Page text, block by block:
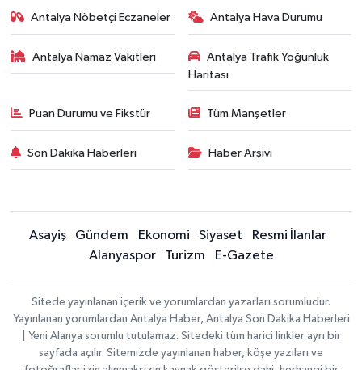
Antalya Nöbetçi Eczaneler Antalya Hava Durumu
Antalya Namaz Vakitleri
Antalya Trafik Yoğunluk
Haritası
Puan Durumu ve Fikstür Tüm Manşetler
Son Dakika Haberleri Haber Arşivi
Asayiş Gündem Ekonomi Siyaset
Resmi İlanlar
Alanyaspor
Turizm E-Gazete
Sitede yayınlanan içerik ve yorumlardan yazarları sorumludur.
Yayınlanan yorumlardan Antalya Haber, Antalya Son Dakika Haberleri
| Yeni Alanya sorumlu tutulamaz. Sitedeki tüm harici linkler ayrı bir
sayfada açılır. Sitemizde yayınlanan haber, köşe yazıları ve